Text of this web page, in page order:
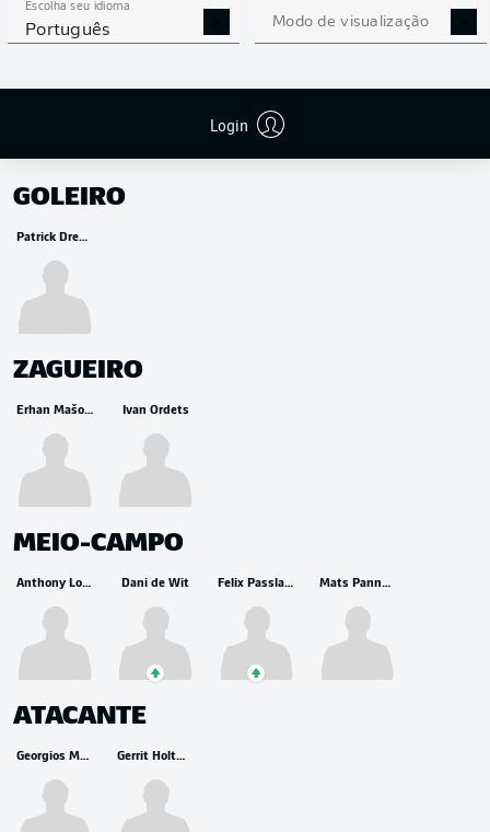
Escolha seu idioma
Português Modo de visualização
Login
Timo Horn
GOLEIRO
Patrick Drewes
ZAGUEIRO
Erhan Mašović Ivan Ordets
MEIO-CAMPO
Anthony Losilla Dani de Wit Felix Passlack Mats Pannewig
ATACANTE
Georgios Masouras Gerrit Holtmann